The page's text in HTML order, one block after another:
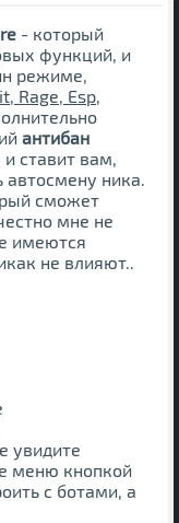
- который
функций, и
режиме,
Rage, Esp,
антибан
ставит вам,
автосмену ника.
сможет
мне не
имеются
не влияют..
увидите
меню кнопкой
с ботами, а